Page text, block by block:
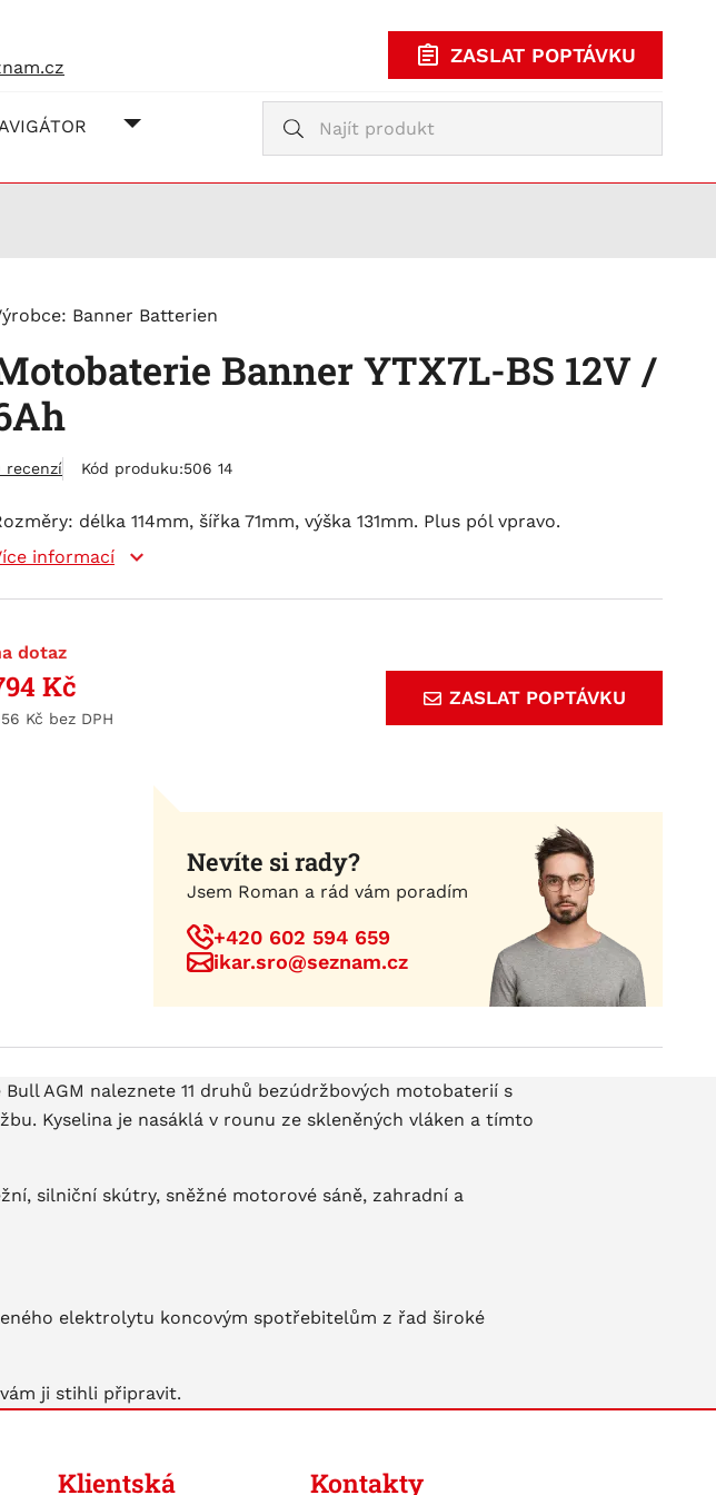
ZASLAT POPTÁVKU
JAK NAKUPOVATVyhledávání
Banner Batterien
Banner YTX7L-BS 12V /
recenzí Kód produku:506 14
délka 114mm, šířka 71mm, výška 131mm. Plus pól vpravo.
informací
dotaz
Kč
Kč
ZASLAT POPTÁVKU
Nevíte si rady?
Jsem Roman a rád vám poradím
+420 602 594 659
ikar.sro@seznam.cz
AGM naleznete 11 druhů bezúdržbových motobaterií s
Kyselina je nasáklá v rounu ze skleněných vláken a tímto
silniční skútry, sněžné motorové sáně, zahradní a
elektrolytu koncovým spotřebitelům z řad široké
ji stihli připravit.
Klientská Kontakty